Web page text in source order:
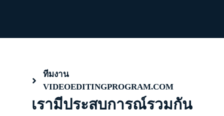
ทีมงาน
VIDEOEDITINGPROGRAM.COM
เรามีประสบการณ์รวมกัน